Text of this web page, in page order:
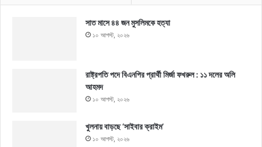
সাত মাসে ৪৪ জন মুসলিমকে হত্যা
১০ আগস্ট, ২০২৬
রাষ্ট্রপতি পদে বিএনপির প্রার্থী মির্জা ফখরুল : ১১ দলের অলি
আহমদ
১০ আগস্ট, ২০২৬
খুলনায় বাড়ছে ‘সাইবার ক্রাইম’
১০ আগস্ট, ২০২৬